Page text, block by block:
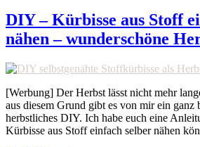
DIY – Kürbisse aus Stoff
nähen – wunderschöne
[Werbung] Der Herbst lässt nicht mehr
aus diesem Grund gibt es von mir ein ganz
herbstliches DIY. Ich habe euch eine
Kürbisse aus Stoff einfach selber nähen